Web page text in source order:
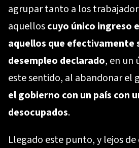
agrupar tanto a los
aquelloscuyo único ingreso
aquellos que efectivamente
desempleo declarado, en un
este sentido, al abandonar el
el gobierno con un país con
desocupados.
Llegado este punto, y lejos